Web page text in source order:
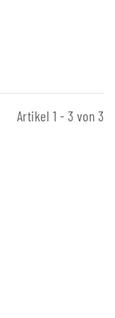
Artikel 1 - 3 von 3